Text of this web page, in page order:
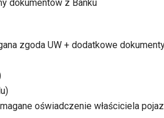
dokumentów z Banku
zgoda UW + dodatkowe
oświadczenie właściciela